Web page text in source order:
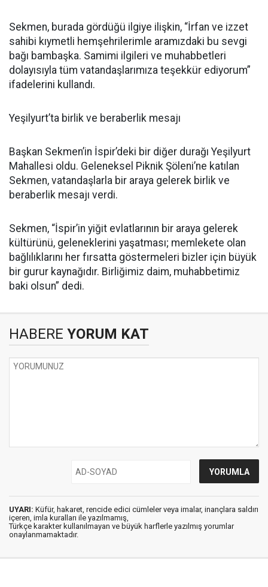
Sekmen, burada gördüğü ilgiye ilişkin, “İrfan ve izzet
sahibi kıymetli hemşehrilerimle aramızdaki bu sevgi
bağı bambaşka. Samimi ilgileri ve muhabbetleri
dolayısıyla tüm vatandaşlarımıza teşekkür ediyorum”
ifadelerini kullandı.
Yeşilyurt’ta birlik ve beraberlik mesajı
Başkan Sekmen’in İspir’deki bir diğer durağı Yeşilyurt
Mahallesi oldu. Geleneksel Piknik Şöleni’ne katılan
Sekmen, vatandaşlarla bir araya gelerek birlik ve
beraberlik mesajı verdi.
Sekmen, “İspir’in yiğit evlatlarının bir araya gelerek
kültürünü, geleneklerini yaşatması; memlekete olan
bağlılıklarını her fırsatta göstermeleri bizler için büyük
bir gurur kaynağıdır. Birliğimiz daim, muhabbetimiz
baki olsun” dedi.
HABERE YORUM KAT
UYARI: Küfür, hakaret, rencide edici cümleler veya imalar, inançlara saldırı
içeren, imla kuralları ile yazılmamış,
Türkçe karakter kullanılmayan ve büyük harflerle yazılmış yorumlar
onaylanmamaktadır.